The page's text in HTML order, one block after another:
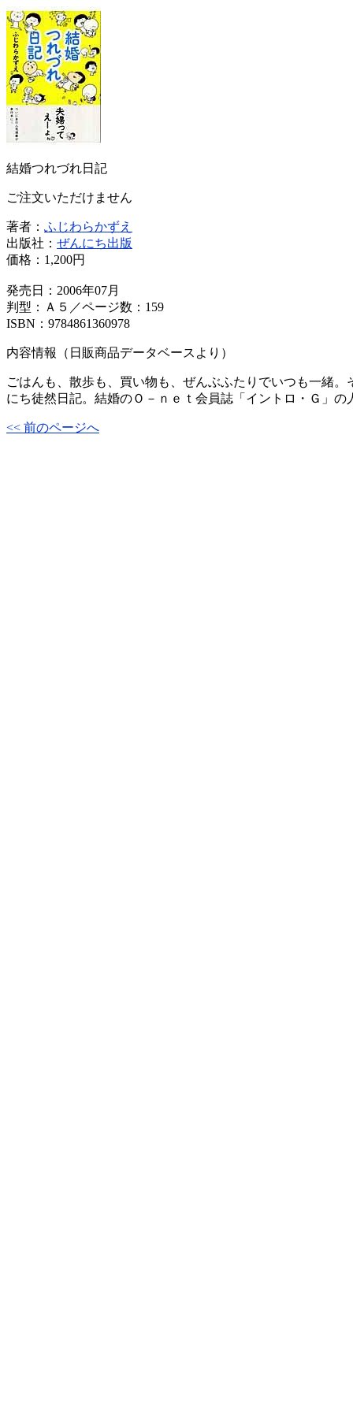
結婚つれづれ日記
ご注文いただけません
著者： ふじわらかずえ
出版社： ぜんにち出版
価格： 1,200円
発売日：2006年07月
判型：Ａ５／ページ数：159
ISBN：9784861360978
内容情報（日販商品データベースより）
ごはんも、散歩も、買い物も、ぜんぶふたりでいつも一緒
にち徒然日記。結婚のＯ－ｎｅｔ会員誌「イントロ・Ｇ」の
<< 前のページへ